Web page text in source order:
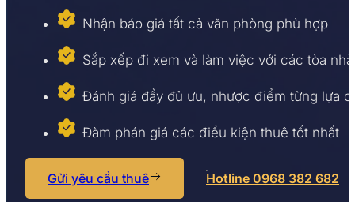
Nhận báo giá tất cả văn phòng phù hợp
Sắp xếp đi xem và làm việc với các tòa nhà
Đánh giá đầy đủ ưu, nhược điểm từng lựa
Đàm phán giá các điều kiện thuê tốt nhất
Gửi yêu cầu thuê Hotline 0968 382 682